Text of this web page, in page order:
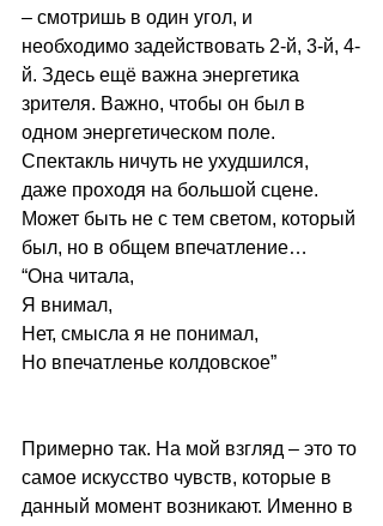
– смотришь в один угол, и
необходимо задействовать 2-й, 3-й, 4-
й. Здесь ещё важна энергетика
зрителя. Важно, чтобы он был в
одном энергетическом поле.
Спектакль ничуть не ухудшился,
даже проходя на большой сцене.
Может быть не с тем светом, который
был, но в общем впечатление…
“Она читала,
Я внимал,
Нет, смысла я не понимал,
Но впечатленье колдовское”
Примерно так. На мой взгляд – это то
самое искусство чувств, которые в
данный момент возникают. Именно в